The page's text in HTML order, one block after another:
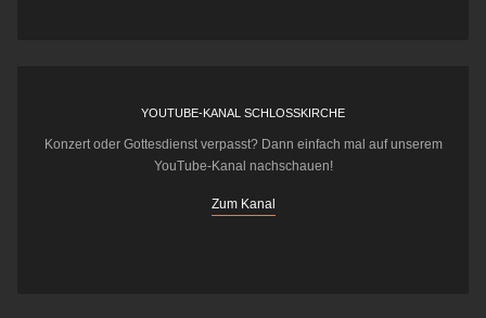
YOUTUBE-KANAL SCHLOSSKIRCHE
Konzert oder Gottesdienst verpasst? Dann einfach mal auf unserem
YouTube-Kanal nachschauen!
Zum Kanal